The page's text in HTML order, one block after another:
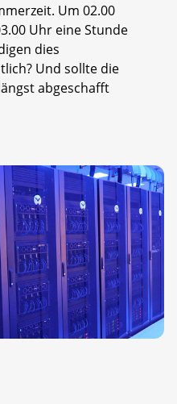
Um 02.00
Uhr eine Stunde
dies
Und sollte die
abgeschafft